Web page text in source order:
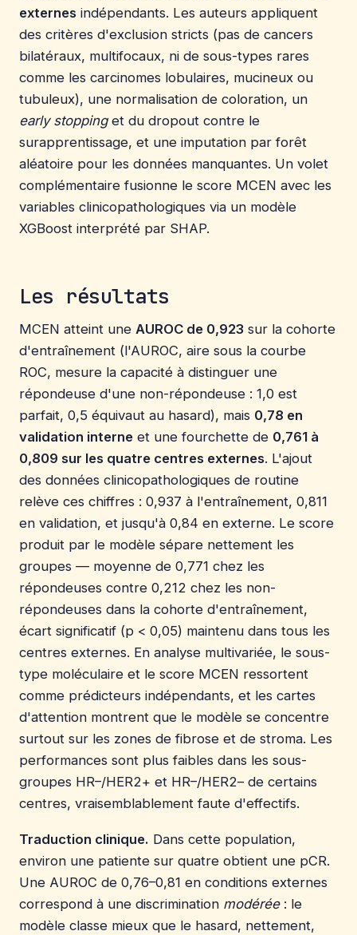
externes indépendants. Les auteurs appliquent
des critères d'exclusion stricts (pas de cancers
bilatéraux, multifocaux, ni de sous-types rares
comme les carcinomes lobulaires, mucineux ou
tubuleux), une normalisation de coloration, un
early stoppinget du dropout contre le
surapprentissage, et une imputation par forêt
aléatoire pour les données manquantes. Un volet
complémentaire fusionne le score MCEN avec les
variables clinicopathologiques via un modèle
XGBoost interprété par SHAP.
Les résultats
MCEN atteint une AUROC de 0,923 sur la cohorte
d'entraînement (l'AUROC, aire sous la courbe
ROC, mesure la capacité à distinguer une
répondeuse d'une non-répondeuse : 1,0 est
parfait, 0,5 équivaut au hasard), mais 0,78 en
validation interne et une fourchette de 0,761 à
0,809 sur les quatre centres externes. L'ajout
des données clinicopathologiques de routine
relève ces chiffres : 0,937 à l'entraînement, 0,811
en validation, et jusqu'à 0,84 en externe. Le score
produit par le modèle sépare nettement les
groupes — moyenne de 0,771 chez les
répondeuses contre 0,212 chez les non-
répondeuses dans la cohorte d'entraînement,
écart significatif (p < 0,05) maintenu dans tous les
centres externes. En analyse multivariée, le sous-
type moléculaire et le score MCEN ressortent
comme prédicteurs indépendants, et les cartes
d'attention montrent que le modèle se concentre
surtout sur les zones de fibrose et de stroma. Les
performances sont plus faibles dans les sous-
groupes HR–/HER2+ et HR–/HER2– de certains
centres, vraisemblablement faute d'effectifs.
Traduction clinique. Dans cette population,
environ une patiente sur quatre obtient une pCR.
Une AUROC de 0,76–0,81 en conditions externes
correspond à une discrimination modérée: le
modèle classe mieux que le hasard, nettement,